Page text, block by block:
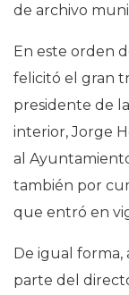
de archivo
En este orden
felicitó el gran
presidente de
interior, Jorge
al
también por
que entró en
De igual forma,
parte del